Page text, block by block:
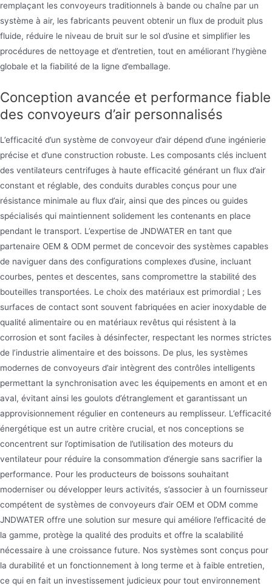
remplaçant les convoyeurs traditionnels à bande ou chaîne par un
système à air, les fabricants peuvent obtenir un flux de produit plus
fluide, réduire le niveau de bruit sur le sol d’usine et simplifier les
procédures de nettoyage et d’entretien, tout en améliorant l’hygiène
globale et la fiabilité de la ligne d’emballage.
Conception avancée et performance fiable
des convoyeurs d’air personnalisés
L’efficacité d’un système de convoyeur d’air dépend d’une ingénierie
précise et d’une construction robuste. Les composants clés incluent
des ventilateurs centrifuges à haute efficacité générant un flux d’air
constant et réglable, des conduits durables conçus pour une
résistance minimale au flux d’air, ainsi que des pinces ou guides
spécialisés qui maintiennent solidement les contenants en place
pendant le transport. L’expertise de JNDWATER en tant que
partenaire OEM & ODM permet de concevoir des systèmes capables
de naviguer dans des configurations complexes d’usine, incluant
courbes, pentes et descentes, sans compromettre la stabilité des
bouteilles transportées. Le choix des matériaux est primordial ; Les
surfaces de contact sont souvent fabriquées en acier inoxydable de
qualité alimentaire ou en matériaux revêtus qui résistent à la
corrosion et sont faciles à désinfecter, respectant les normes strictes
de l’industrie alimentaire et des boissons. De plus, les systèmes
modernes de convoyeurs d’air intègrent des contrôles intelligents
permettant la synchronisation avec les équipements en amont et en
aval, évitant ainsi les goulots d’étranglement et garantissant un
approvisionnement régulier en conteneurs au remplisseur. L’efficacité
énergétique est un autre critère crucial, et nos conceptions se
concentrent sur l’optimisation de l’utilisation des moteurs du
ventilateur pour réduire la consommation d’énergie sans sacrifier la
performance. Pour les producteurs de boissons souhaitant
moderniser ou développer leurs activités, s’associer à un fournisseur
compétent de systèmes de convoyeurs d’air OEM et ODM comme
JNDWATER offre une solution sur mesure qui améliore l’efficacité de
la gamme, protège la qualité des produits et offre la scalabilité
nécessaire à une croissance future. Nos systèmes sont conçus pour
la durabilité et un fonctionnement à long terme et à faible entretien,
ce qui en fait un investissement judicieux pour tout environnement